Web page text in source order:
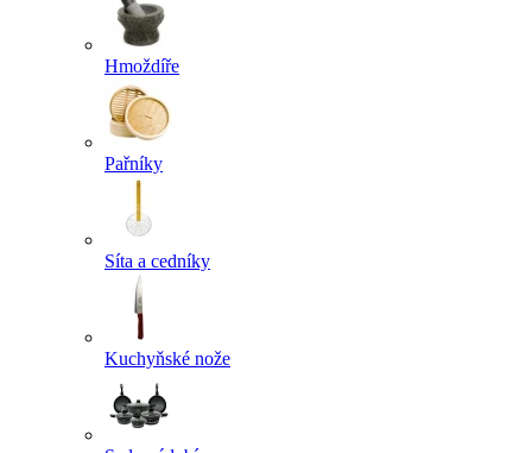
Hmoždíře
Pařníky
Síta a cedníky
Kuchyňské nože